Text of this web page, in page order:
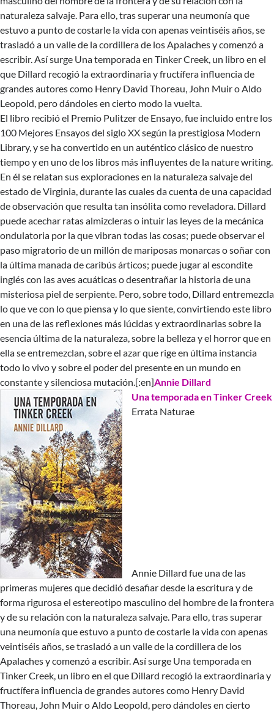
naturaleza salvaje. Para ello, tras superar una neumonía que
estuvo a punto de costarle la vida con apenas veintiséis años, se
trasladó a un valle de la cordillera de los Apalaches y comenzó a
escribir. Así surge Una temporada en Tinker Creek, un libro en el
que Dillard recogió la extraordinaria y fructífera influencia de
grandes autores como Henry David Thoreau, John Muir o Aldo
Leopold, pero dándoles en cierto modo la vuelta.
El libro recibió el Premio Pulitzer de Ensayo, fue incluido entre los
100 Mejores Ensayos del siglo XX según la prestigiosa Modern
Library, y se ha convertido en un auténtico clásico de nuestro
tiempo y en uno de los libros más influyentes de la nature writing.
En él se relatan sus exploraciones en la naturaleza salvaje del
estado de Virginia, durante las cuales da cuenta de una capacidad
de observación que resulta tan insólita como reveladora. Dillard
puede acechar ratas almizcleras o intuir las leyes de la mecánica
ondulatoria por la que vibran todas las cosas; puede observar el
paso migratorio de un millón de mariposas monarcas o soñar con
la última manada de caribús árticos; puede jugar al escondite
inglés con las aves acuáticas o desentrañar la historia de una
misteriosa piel de serpiente. Pero, sobre todo, Dillard entremezcla
lo que ve con lo que piensa y lo que siente, convirtiendo este libro
en una de las reflexiones más lúcidas y extraordinarias sobre la
esencia última de la naturaleza, sobre la belleza y el horror que en
ella se entremezclan, sobre el azar que rige en última instancia
todo lo vivo y sobre el poder del presente en un mundo en
constante y silenciosa mutación.[:en]Annie Dillard
Una temporada en Tinker Creek
Errata Naturae
Annie Dillard fue una de las
primeras mujeres que decidió desafiar desde la escritura y de
forma rigurosa el estereotipo masculino del hombre de la frontera
y de su relación con la naturaleza salvaje. Para ello, tras superar
una neumonía que estuvo a punto de costarle la vida con apenas
veintiséis años, se trasladó a un valle de la cordillera de los
Apalaches y comenzó a escribir. Así surge Una temporada en
Tinker Creek, un libro en el que Dillard recogió la extraordinaria y
fructífera influencia de grandes autores como Henry David
Thoreau, John Muir o Aldo Leopold, pero dándoles en cierto